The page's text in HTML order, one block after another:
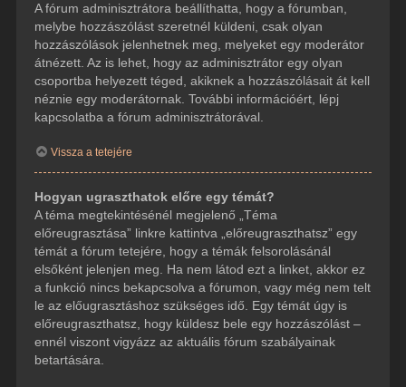
A fórum adminisztrátora beállíthatta, hogy a fórumban,
melybe hozzászólást szeretnél küldeni, csak olyan
hozzászólások jelenhetnek meg, melyeket egy moderátor
átnézett. Az is lehet, hogy az adminisztrátor egy olyan
csoportba helyezett téged, akiknek a hozzászólásait át kell
néznie egy moderátornak. További információért, lépj
kapcsolatba a fórum adminisztrátorával.
Vissza a tetejére
Hogyan ugraszthatok előre egy témát?
A téma megtekintésénél megjelenő „Téma
előreugrasztása” linkre kattintva „előreugraszthatsz” egy
témát a fórum tetejére, hogy a témák felsorolásánál
elsőként jelenjen meg. Ha nem látod ezt a linket, akkor ez
a funkció nincs bekapcsolva a fórumon, vagy még nem telt
le az előugrasztáshoz szükséges idő. Egy témát úgy is
előreugraszthatsz, hogy küldesz bele egy hozzászólást –
ennél viszont vigyázz az aktuális fórum szabályainak
betartására.